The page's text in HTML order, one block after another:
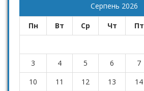
Серпень 2026
Пн Вт Ср Чт Пт
3
4 5 6 7
10
11 12 13 14